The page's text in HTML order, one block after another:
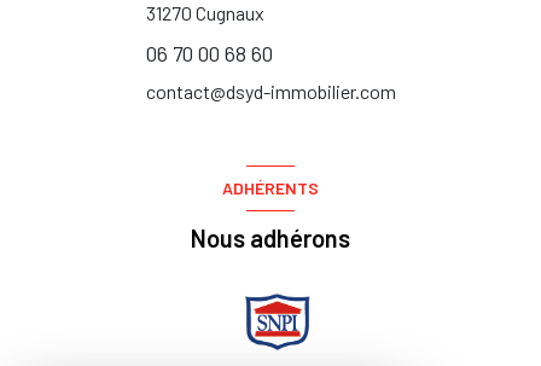
31270 Cugnaux
06 70 00 68 60
contact@dsyd-immobilier.com
ADHÉRENTS
Nous adhérons